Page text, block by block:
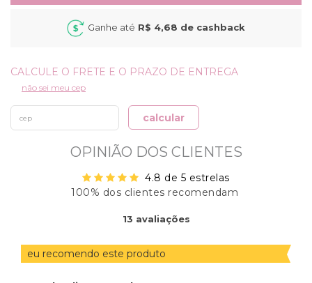
Ganhe até R$ 4,68 de cashback
não sei meu cep
calcular
OPINIÃO DOS CLIENTES
4.8 de 5 estrelas
100% dos clientes recomendam
13 avaliações
eu recomendo este produto